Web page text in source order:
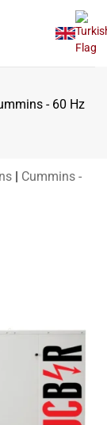
- 60 Hz
| Cummins -